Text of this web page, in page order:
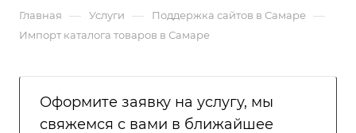
Главная — Услуги — Поддержка сайтов в Самаре —
Импорт каталога товаров в Самаре
Оформите заявку на услугу, мы
свяжемся с вами в ближайшее